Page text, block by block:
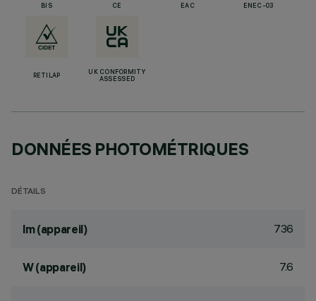
BIS CE EAC ENEC-03
RETILAP
UK CONFORMITY
ASSESSED
DONNÉES PHOTOMÉTRIQUES
DÉTAILS
lm (appareil) 736
W (appareil) 7.6